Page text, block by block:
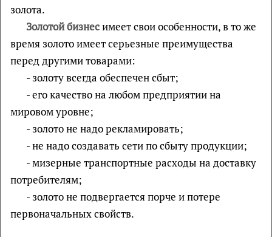
золота.
Золотой бизнесимеет свои особенности, в то же
время золото имеет серьезные преимущества
перед другими товарами:
- золоту всегда обеспечен сбыт;
- его качество на любом предприятии на
мировом уровне;
- золото не надо рекламировать;
- не надо создавать сети по сбыту продукции;
- мизерные транспортные расходы на доставку
потребителям;
- золото не подвергается порче и потере
первоначальных свойств.